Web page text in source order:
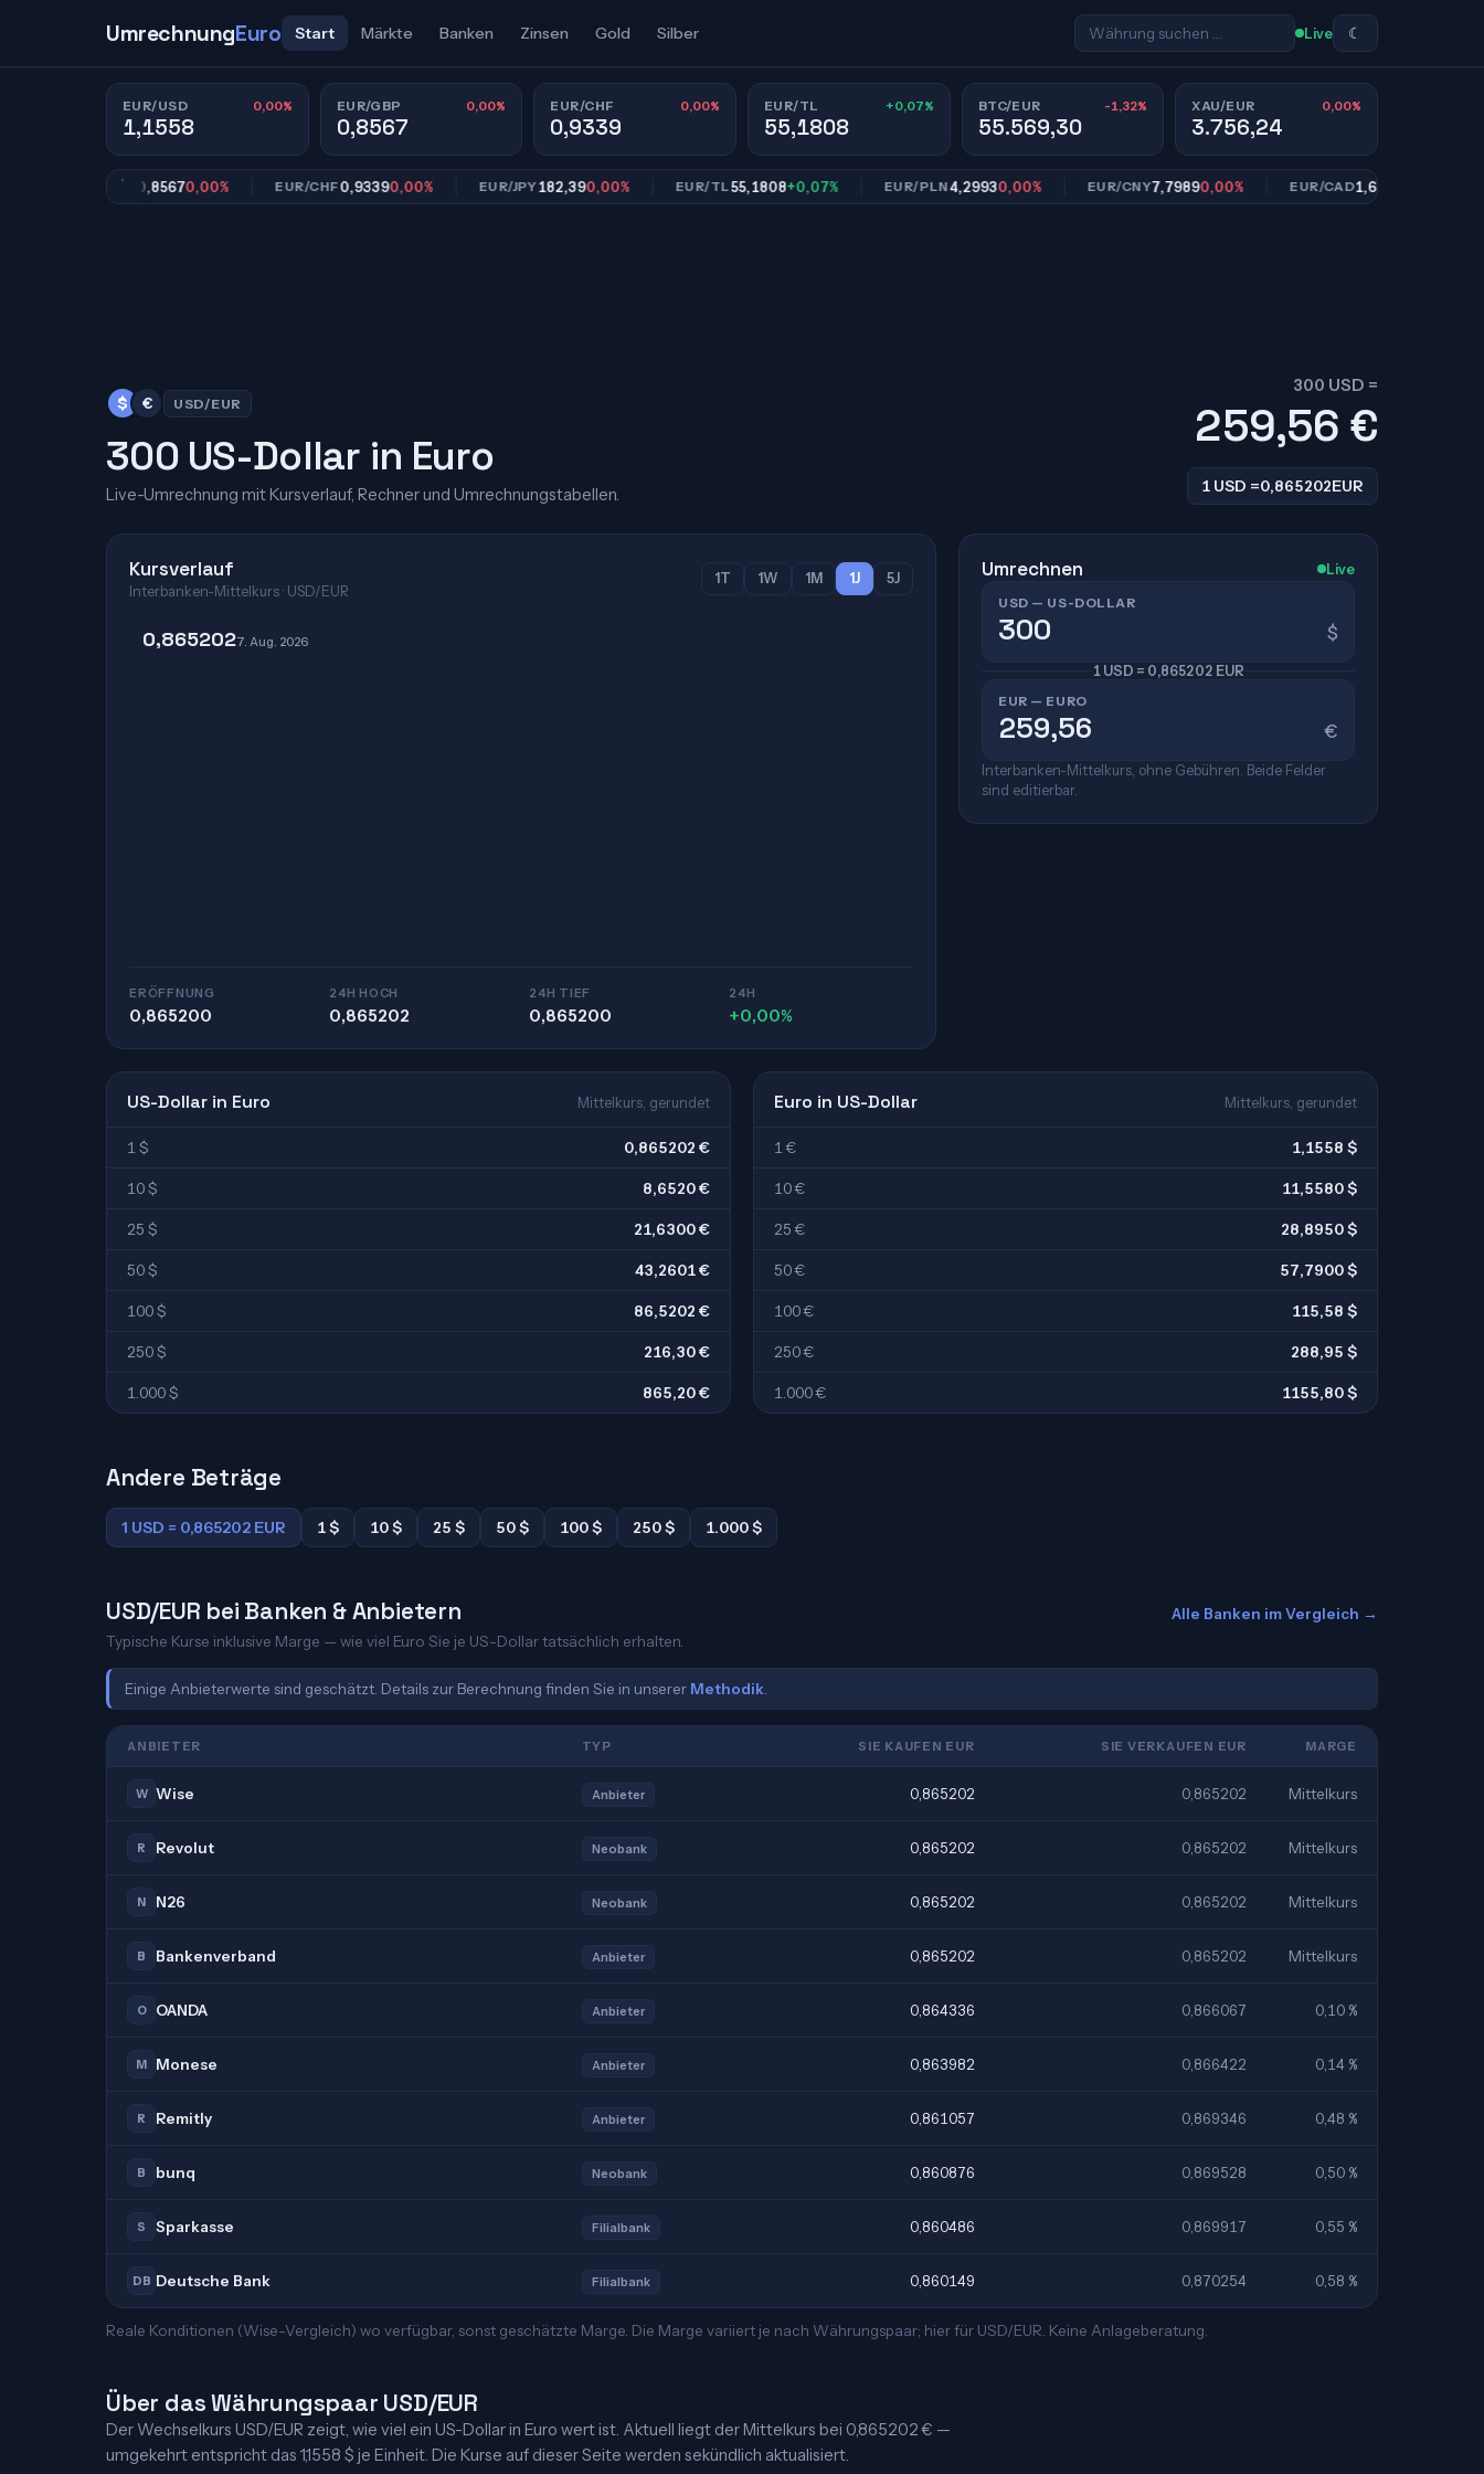
UmrechnungEuro Start Märkte Banken Zinsen Gold Silber Live ☾
EUR/USD 0,00%
1,1558
EUR/GBP 0,00%
0,8567
EUR/CHF 0,00%
0,9339
EUR/TL +0,07%
55,1808
BTC/EUR -1,32%
55.569,30
XAU/EUR 0,00%
3.756,24
0,85670,00% EUR/CHF0,93390,00% EUR/JPY182,390,00% EUR/TL55,1808+0,07% EUR/PLN4,29930,00% EUR/CNY7,79890,00% EUR/CAD1,61130,00%
$ € USD/EUR
300 US-Dollar in Euro
Live-Umrechnung mit Kursverlauf, Rechner und Umrechnungstabellen.
300 USD =
259,56 €
1 USD =0,865202EUR
Kursverlauf
Interbanken-Mittelkurs · USD/EUR
1T 1W 1M 1J 5J
0,8652027. Aug. 2026
ERÖFFNUNG
0,865200
24H HOCH
0,865202
24H TIEF
0,865200
24H
+0,00%
Umrechnen Live
USD — US-DOLLAR
$
1 USD = 0,865202 EUR
EUR — EURO
€
Interbanken-Mittelkurs, ohne Gebühren. Beide Felder
sind editierbar.
US-Dollar in Euro Mittelkurs, gerundet
1 $ 0,865202 €
10 $ 8,6520 €
25 $ 21,6300 €
50 $ 43,2601 €
100 $ 86,5202 €
250 $ 216,30 €
1.000 $ 865,20 €
Euro in US-Dollar Mittelkurs, gerundet
1 € 1,1558 $
10 € 11,5580 $
25 € 28,8950 $
50 € 57,7900 $
100 € 115,58 $
250 € 288,95 $
1.000 € 1155,80 $
Andere Beträge
1 USD = 0,865202 EUR 1 $ 10 $ 25 $ 50 $ 100 $ 250 $ 1.000 $
USD/EUR bei Banken & Anbietern
Typische Kurse inklusive Marge — wie viel Euro Sie je US-Dollar tatsächlich erhalten.
Alle Banken im Vergleich →
Einige Anbieterwerte sind geschätzt. Details zur Berechnung finden Sie in unserer Methodik
ANBIETER TYP SIE KAUFEN EUR SIE VERKAUFEN EUR MARGE
W Wise Anbieter 0,865202 0,865202 Mittelkurs
R Revolut Neobank 0,865202 0,865202 Mittelkurs
N N26 Neobank 0,865202 0,865202 Mittelkurs
B Bankenverband Anbieter 0,865202 0,865202 Mittelkurs
O OANDA Anbieter 0,864336 0,866067 0,10 %
M Monese Anbieter 0,863982 0,866422 0,14 %
R Remitly Anbieter 0,861057 0,869346 0,48 %
B bunq Neobank 0,860876 0,869528 0,50 %
S Sparkasse Filialbank 0,860486 0,869917 0,55 %
DB Deutsche Bank Filialbank 0,860149 0,870254 0,58 %
Reale Konditionen (Wise-Vergleich) wo verfügbar, sonst geschätzte Marge. Die Marge variiert je nach Währungspaar; hier für USD/EUR. Keine Anlageberatung.
Über das Währungspaar USD/EUR
Der Wechselkurs USD/EUR zeigt, wie viel ein US-Dollar in Euro wert ist. Aktuell liegt der Mittelkurs bei 0,865202 € —
umgekehrt entspricht das 1,1558 $ je Einheit. Die Kurse auf dieser Seite werden sekündlich aktualisiert.